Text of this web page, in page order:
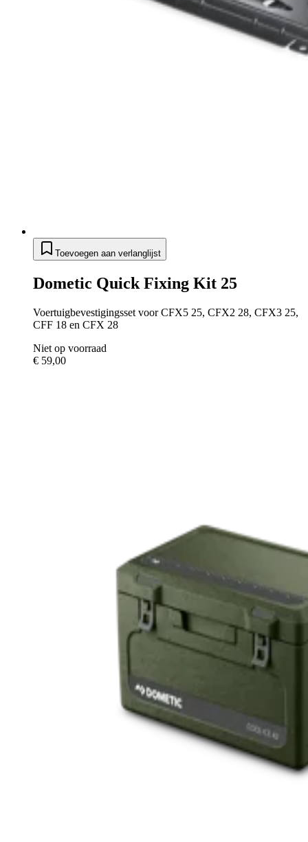
Toevoegen aan verlanglijst
Dometic Quick Fixing Kit 25
Voertuigbevestigingsset voor CFX5 25, CFX2 28, CFX3 25,
CFF 18 en CFX 28
Niet op voorraad
€ 59,00